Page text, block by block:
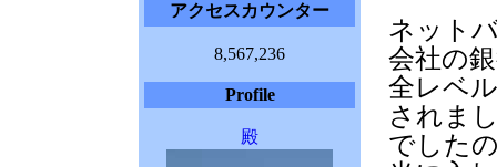
アクセスカウンター
8,567,236
Profile
殿
ネット
会社の
全レベ
されま
でした